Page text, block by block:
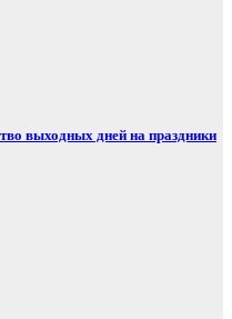
выходных дней на праздники